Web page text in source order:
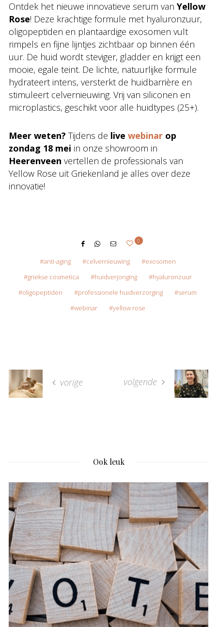
Ontdek het nieuwe innovatieve serum van Yellow
Rose! Deze krachtige formule met hyaluronzuur,
oligopeptiden en plantaardige exosomen vult
rimpels en fijne lijntjes zichtbaar op binnen één
uur. De huid wordt steviger, gladder en krijgt een
mooie, egale teint. De lichte, natuurlijke formule
hydrateert intens, versterkt de huidbarrière en
stimuleert celvernieuwing. Vrij van siliconen en
microplastics, geschikt voor alle huidtypes (25+).
Meer weten? Tijdens de live webinar op
zondag 18 mei in onze showroom in
Heerenveen vertellen de professionals van
Yellow Rose uit Griekenland je alles over deze
innovatie!
0
anti-aging celvernieuwing
exosomen
griekse cosmetica
huidverjonging
hyaluronzuur
oligopeptiden
professionele huidverzorging
serum
webinar
yellow rose
vorige volgende
Ook leuk